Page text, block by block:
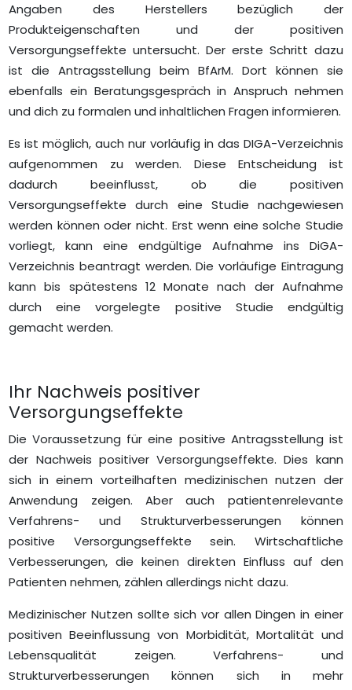
Angaben des Herstellers bezüglich der
Produkteigenschaften und der positiven
Versorgungseffekte untersucht. Der erste Schritt dazu
ist die Antragsstellung beim BfArM. Dort können sie
ebenfalls ein Beratungsgespräch in Anspruch nehmen
und dich zu formalen und inhaltlichen Fragen informieren.
Es ist möglich, auch nur vorläufig in das DIGA-Verzeichnis
aufgenommen zu werden. Diese Entscheidung ist
dadurch beeinflusst, ob die positiven
Versorgungseffekte durch eine Studie nachgewiesen
werden können oder nicht. Erst wenn eine solche Studie
vorliegt, kann eine endgültige Aufnahme ins DiGA-
Verzeichnis beantragt werden. Die vorläufige Eintragung
kann bis spätestens 12 Monate nach der Aufnahme
durch eine vorgelegte positive Studie endgültig
gemacht werden.
Ihr Nachweis positiver
Versorgungseffekte
Die Voraussetzung für eine positive Antragsstellung ist
der Nachweis positiver Versorgungseffekte. Dies kann
sich in einem vorteilhaften medizinischen nutzen der
Anwendung zeigen. Aber auch patientenrelevante
Verfahrens- und Strukturverbesserungen können
positive Versorgungseffekte sein. Wirtschaftliche
Verbesserungen, die keinen direkten Einfluss auf den
Patienten nehmen, zählen allerdings nicht dazu.
Medizinischer Nutzen sollte sich vor allen Dingen in einer
positiven Beeinflussung von Morbidität, Mortalität und
Lebensqualität zeigen. Verfahrens- und
Strukturverbesserungen können sich in mehr